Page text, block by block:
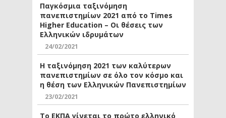
Παγκόσμια ταξινόμηση
πανεπιστημίων 2021 από το Times
Higher Education – Οι θέσεις των
Ελληνικών ιδρυμάτων
24/02/2021
Η ταξινόμηση 2021 των καλύτερων
πανεπιστημίων σε όλο τον κόσμο και
η θέση των Ελληνικών Πανεπιστημίων
23/02/2021
Το ΕΚΠΑ γίνεται το πρώτο ελληνικό